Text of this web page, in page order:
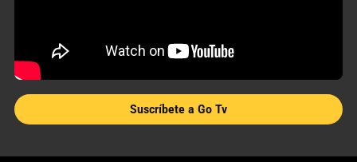
Suscríbete a Go Tv